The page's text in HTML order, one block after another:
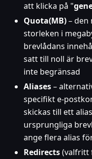
att klicka på "
Quota(MB)– den
storleken i
brevlådans
satt till noll är
inte begränsad
Aliases–
specifikt e-
skickas till ett
ursprungliga
ange flera alias
Redirects(valfritt